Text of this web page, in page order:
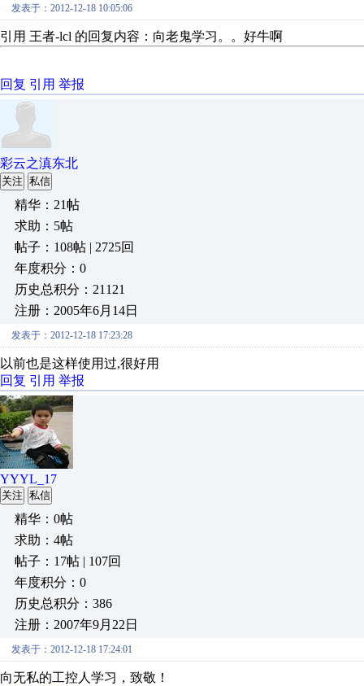
发表于：2012-12-18 10:05:06
引用 王者-lcl 的回复内容：向老鬼学习。。好牛啊
回复 引用 举报
彩云之滇东北
关注 私信
精华：21帖
求助：5帖
帖子：108帖 | 2725回
年度积分：0
历史总积分：21121
注册：2005年6月14日
发表于：2012-12-18 17:23:28
以前也是这样使用过,很好用
回复 引用 举报
YYYL_17
关注 私信
精华：0帖
求助：4帖
帖子：17帖 | 107回
年度积分：0
历史总积分：386
注册：2007年9月22日
发表于：2012-12-18 17:24:01
向无私的工控人学习，致敬！